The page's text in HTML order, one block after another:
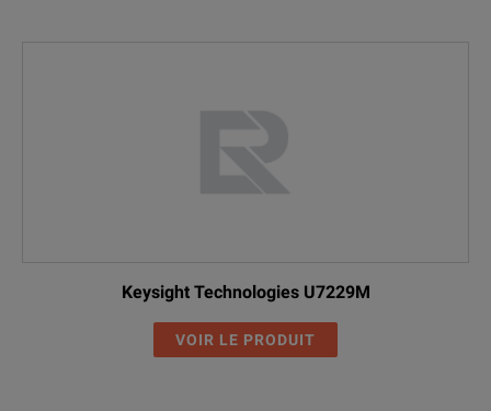
Keysight Technologies U7229M
VOIR LE PRODUIT